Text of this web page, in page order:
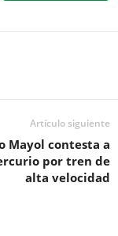
Artículo siguiente
Mayol contesta a
por tren de
alta velocidad